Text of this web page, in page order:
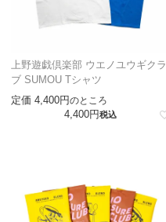
上野遊戯倶楽部 ウエノユウギクラ
ブ SUMOU Tシャツ
定価 4,400 のところ
4,400 税込